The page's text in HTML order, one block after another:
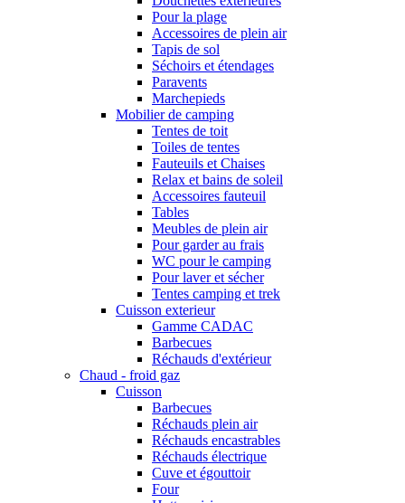
Pour la plage
Accessoires de plein air
Tapis de sol
Séchoirs et étendages
Paravents
Marchepieds
Mobilier de camping
Tentes de toit
Toiles de tentes
Fauteuils et Chaises
Relax et bains de soleil
Accessoires fauteuil
Tables
Meubles de plein air
Pour garder au frais
WC pour le camping
Pour laver et sécher
Tentes camping et trek
Cuisson exterieur
Gamme CADAC
Barbecues
Réchauds d'extérieur
Chaud - froid gaz
Cuisson
Barbecues
Réchauds plein air
Réchauds encastrables
Réchauds électrique
Cuve et égouttoir
Four